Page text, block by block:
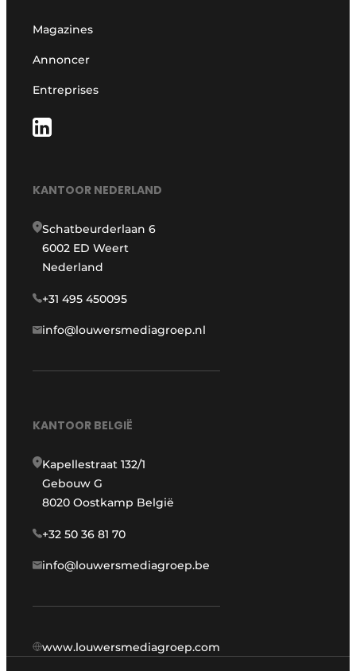
Magazines
Annoncer
Entreprises
KANTOOR NEDERLAND
Schatbeurderlaan 6
6002 ED Weert
Nederland
+31 495 450095
info@louwersmediagroep.nl
KANTOOR BELGIË
Kapellestraat 132/1
Gebouw G
8020 Oostkamp België
+32 50 36 81 70
info@louwersmediagroep.be
www.louwersmediagroep.com